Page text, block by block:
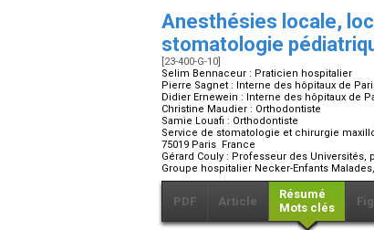
Anesthésies locale,
stomatologie
[23-400-G-10]
Selim Bennaceur : Praticien hospitalier
Pierre Sagnet : Interne des hôpitaux de
Didier Ernewein : Interne des hôpitaux de
Christine Maudier : Orthodontiste
Samie Louafi : Orthodontiste
Service de stomatologie et chirurgie
75019 Paris France
Gérard Couly : Professeur des Universités,
Groupe hospitalier Necker-Enfants
PDF Article
Résumé
Mots clés